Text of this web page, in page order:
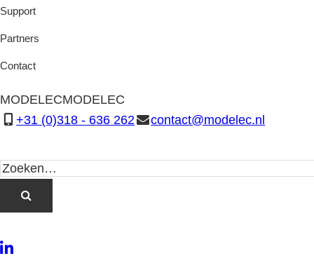
Support
Partners
Contact
MODELECMODELEC
+31 (0)318 - 636 262
contact@modelec.nl
LinkedIn